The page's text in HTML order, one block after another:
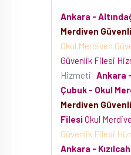
Ankara -
Merdiven
Okul Merdiven
Güvenlik Filesi
Hizmeti Ankara
Çubuk - Okul
Merdiven
FilesiOkul
Güvenlik Filesi
Ankara -